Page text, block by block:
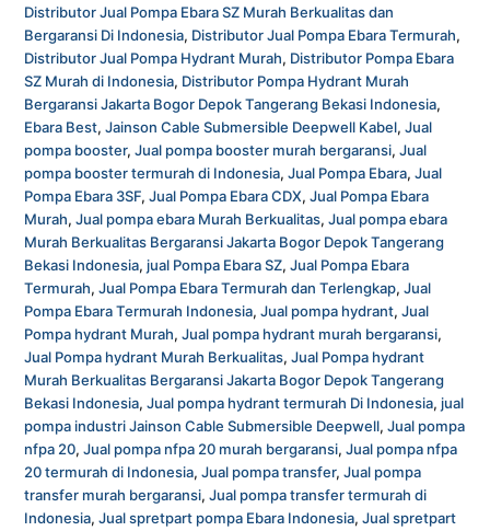
Distributor Jual Pompa Ebara SZ Murah Berkualitas dan
Bergaransi Di Indonesia, Distributor Jual Pompa Ebara Termurah,
Distributor Jual Pompa Hydrant Murah, Distributor Pompa Ebara
SZ Murah di Indonesia, Distributor Pompa Hydrant Murah
Bergaransi Jakarta Bogor Depok Tangerang Bekasi Indonesia,
Ebara Best,Jainson Cable Submersible Deepwell Kabel,Jual
pompa booster,Jual pompa booster murah bergaransi,Jual
pompa booster termurah di Indonesia,Jual Pompa Ebara,Jual
Pompa Ebara 3SF,Jual Pompa Ebara CDX,Jual Pompa Ebara
Murah,Jual pompa ebara Murah Berkualitas,Jual pompa ebara
Murah Berkualitas Bergaransi Jakarta Bogor Depok Tangerang
Bekasi Indonesia, jual Pompa Ebara SZ,Jual Pompa Ebara
Termurah,Jual Pompa Ebara Termurah dan Terlengkap,Jual
Pompa Ebara Termurah Indonesia,Jual pompa hydrant,Jual
Pompa hydrant Murah,Jual pompa hydrant murah bergaransi,
Jual Pompa hydrant Murah Berkualitas,Jual Pompa hydrant
Murah Berkualitas Bergaransi Jakarta Bogor Depok Tangerang
Bekasi Indonesia,Jual pompa hydrant termurah Di Indonesia, jual
pompa industri Jainson Cable Submersible Deepwell,Jual pompa
nfpa 20,Jual pompa nfpa 20 murah bergaransi,Jual pompa nfpa
20 termurah di Indonesia,Jual pompa transfer,Jual pompa
transfer murah bergaransi,Jual pompa transfer termurah di
Indonesia,Jual spretpart pompa Ebara Indonesia,Jual spretpart